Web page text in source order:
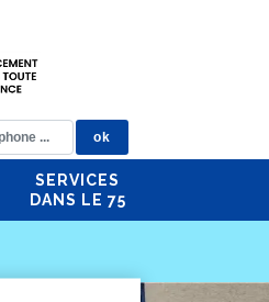
SERVICES
DANS LE 75